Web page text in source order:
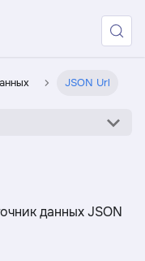
JSON Url
данных JSON